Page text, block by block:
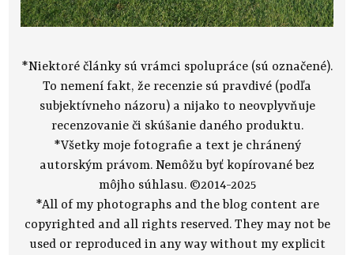
*Niektoré články sú vrámci spolupráce (sú označené).
To nemení fakt, že recenzie sú pravdivé (podľa
subjektívneho názoru) a nijako to neovplyvňuje
recenzovanie či skúšanie daného produktu.
*Všetky moje fotografie a text je chránený
autorským právom. Nemôžu byť kopírované bez
môjho súhlasu. ©2014-2025
*All of my photographs and the blog content are
copyrighted and all rights reserved. They may not be
used or reproduced in any way without my explicit